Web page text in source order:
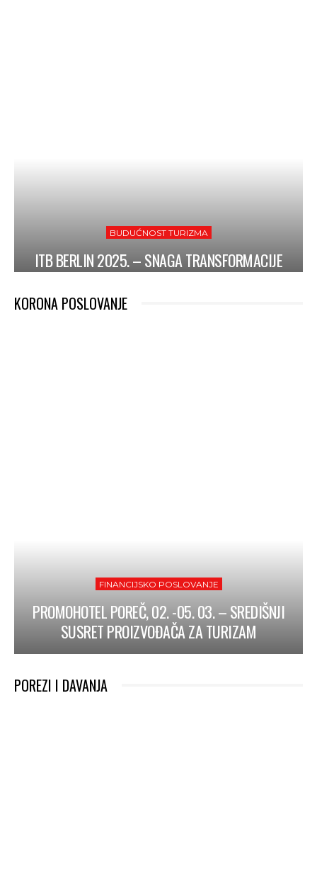
BUDUĆNOST TURIZMA
ITB BERLIN 2025. – SNAGA TRANSFORMACIJE
KORONA POSLOVANJE
FINANCIJSKO POSLOVANJE
PROMOHOTEL POREČ, 02. -05. 03. – SREDIŠNJI
SUSRET PROIZVOĐAČA ZA TURIZAM
POREZI I DAVANJA